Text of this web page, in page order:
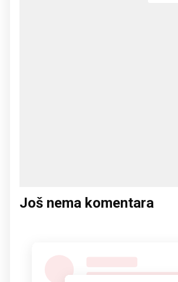
Još nema komentara